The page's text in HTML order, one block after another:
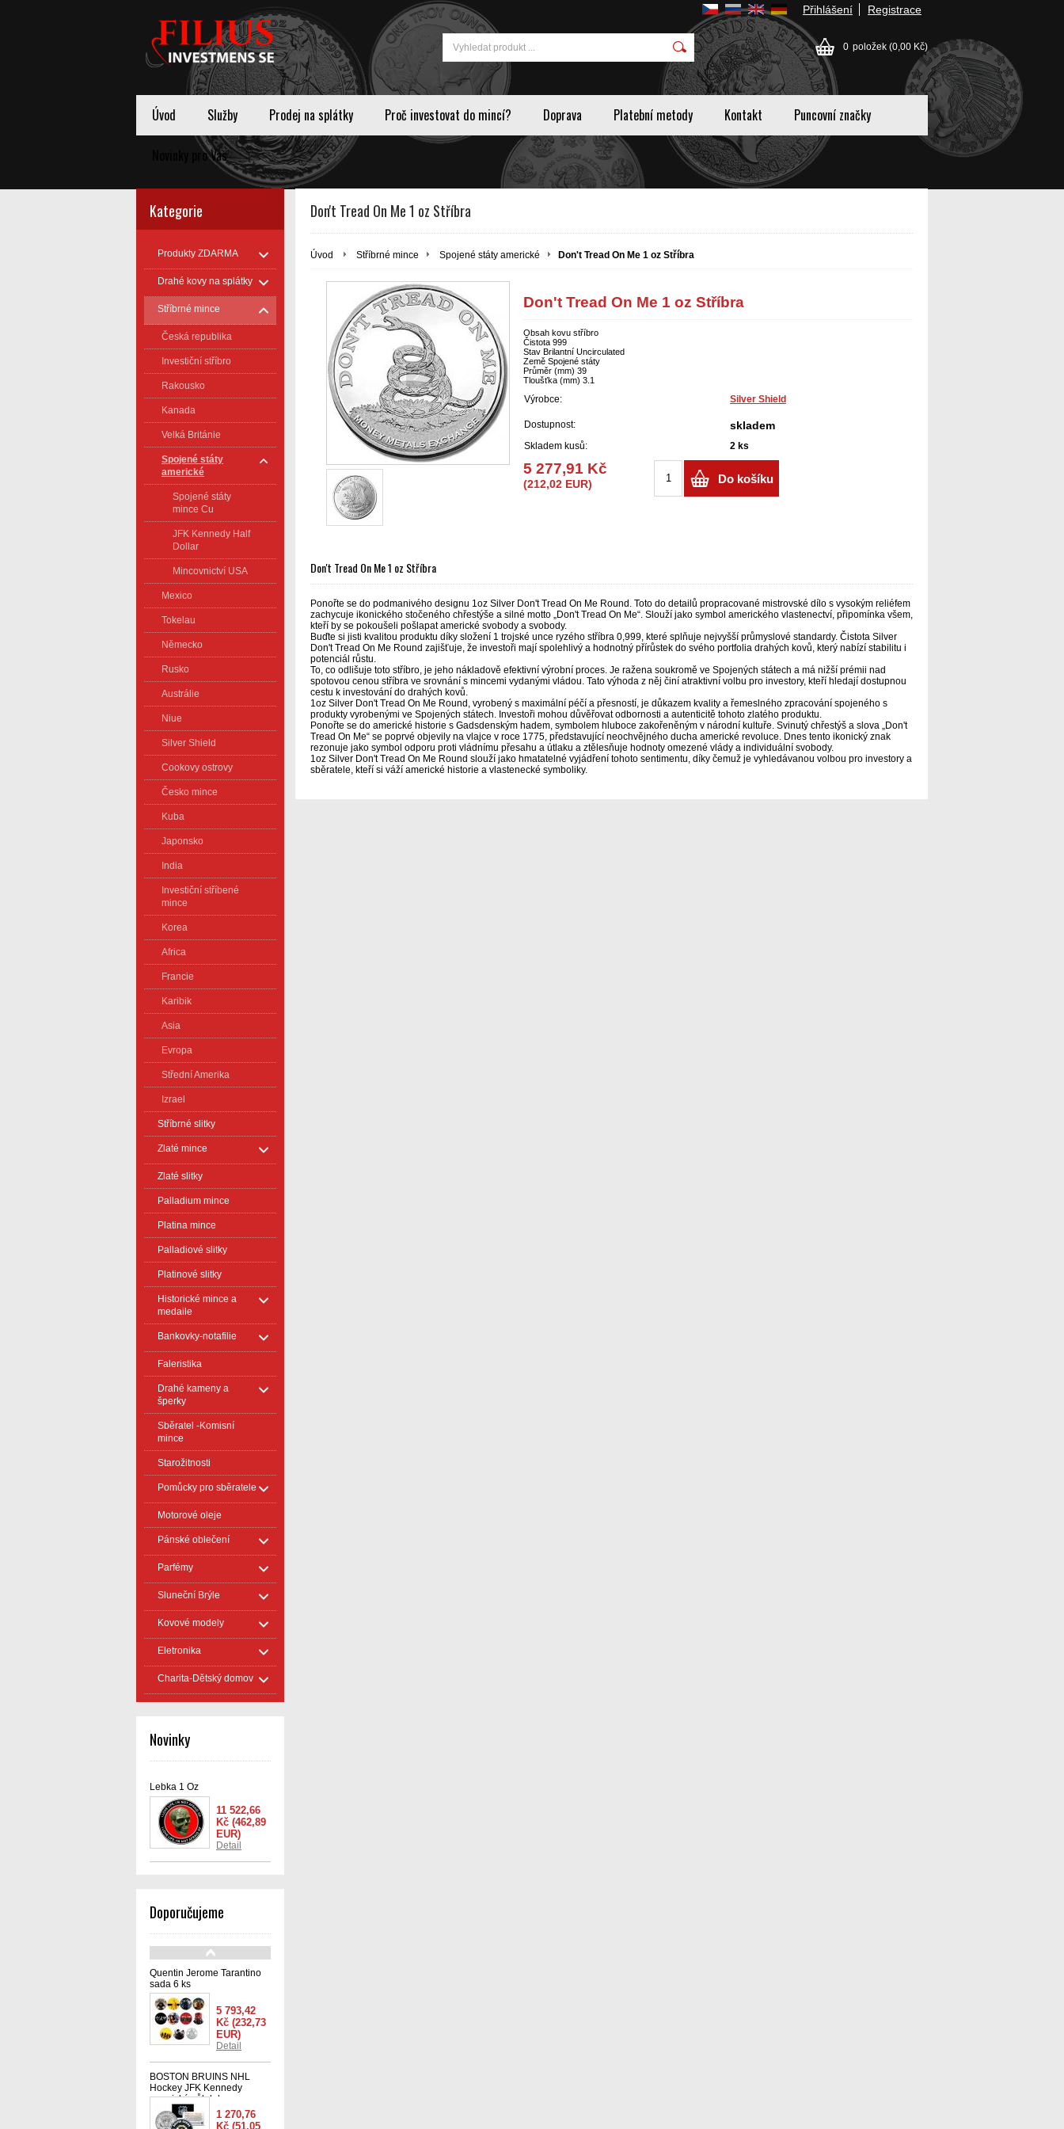
Přihlášení Registrace
0 položek (0,00 Kč)
Úvod Služby Prodej na splátky Proč investovat do mincí? Doprava Platební metody Kontakt Puncovní značky
Novinky pro Vas
Kategorie
Produkty ZDARMA
Drahé kovy na splátky
Stříbrné mince
Česká republika
Investiční stříbro
Rakousko
Kanada
Velká Británie
Spojené státy
americké
Spojené státy
mince Cu
JFK Kennedy Half
Dollar
Mincovnictví USA
Mexico
Tokelau
Německo
Rusko
Austrálie
Niue
Silver Shield
Cookovy ostrovy
Česko mince
Kuba
Japonsko
India
Investiční stříbené
mince
Korea
Africa
Francie
Karibik
Asia
Evropa
Střední Amerika
Izrael
Stříbrné slitky
Zlaté mince
Zlaté slitky
Palladium mince
Platina mince
Palladiové slitky
Platinové slitky
Historické mince a
medaile
Bankovky-notafilie
Faleristika
Drahé kameny a
šperky
Sběratel -Komisní
mince
Starožitnosti
Pomůcky pro sběratele
Motorové oleje
Pánské oblečení
Parfémy
Sluneční Brýle
Kovové modely
Eletronika
Charita-Dětský domov
Novinky
Lebka 1 Oz
11 522,66
Kč (462,89
EUR)
Detail
Doporučujeme
Quentin Jerome Tarantino
sada 6 ks
5 793,42
Kč (232,73
EUR)
Detail
BOSTON BRUINS NHL
Hockey JFK Kennedy
americký půl dolaru -
oficiálně licencovaná
1 270,76
Kč (51,05
Don't Tread On Me 1 oz Stříbra
Úvod Stříbrné mince Spojené státy americké Don't Tread On Me 1 oz Stříbra
Don't Tread On Me 1 oz Stříbra
Obsah kovu stříbro
Čistota 999
Stav Brilantní Uncirculated
Země Spojené státy
Průměr (mm) 39
Tloušťka (mm) 3.1
Výrobce: Silver Shield
Dostupnost: skladem
Skladem kusů: 2 ks
5 277,91 Kč
(212,02 EUR) Do košíku
Don't Tread On Me 1 oz Stříbra
Ponořte se do podmanivého designu 1oz Silver Don't Tread On Me Round. Toto do detailů propracované mistrovské dílo s vysokým reliéfem
zachycuje ikonického stočeného chřestýše a silné motto „Don't Tread On Me“. Slouží jako symbol amerického vlastenectví, připomínka všem,
kteří by se pokoušeli pošlapat americké svobody a svobody.
Buďte si jisti kvalitou produktu díky složení 1 trojské unce ryzého stříbra 0,999, které splňuje nejvyšší průmyslové standardy. Čistota Silver
Don't Tread On Me Round zajišťuje, že investoři mají spolehlivý a hodnotný přírůstek do svého portfolia drahých kovů, který nabízí stabilitu i
potenciál růstu.
To, co odlišuje toto stříbro, je jeho nákladově efektivní výrobní proces. Je ražena soukromě ve Spojených státech a má nižší prémii nad
spotovou cenou stříbra ve srovnání s mincemi vydanými vládou. Tato výhoda z něj činí atraktivní volbu pro investory, kteří hledají dostupnou
cestu k investování do drahých kovů.
1oz Silver Don't Tread On Me Round, vyrobený s maximální péčí a přesností, je důkazem kvality a řemeslného zpracování spojeného s
produkty vyrobenými ve Spojených státech. Investoři mohou důvěřovat odbornosti a autenticitě tohoto zlatého produktu.
Ponořte se do americké historie s Gadsdenským hadem, symbolem hluboce zakořeněným v národní kultuře. Svinutý chřestýš a slova „Don't
Tread On Me“ se poprvé objevily na vlajce v roce 1775, představující neochvějného ducha americké revoluce. Dnes tento ikonický znak
rezonuje jako symbol odporu proti vládnímu přesahu a útlaku a ztělesňuje hodnoty omezené vlády a individuální svobody.
1oz Silver Don't Tread On Me Round slouží jako hmatatelné vyjádření tohoto sentimentu, díky čemuž je vyhledávanou volbou pro investory a
sběratele, kteří si váží americké historie a vlastenecké symboliky.